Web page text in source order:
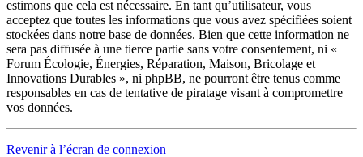
estimons que cela est nécessaire. En tant qu’utilisateur, vous
acceptez que toutes les informations que vous avez spécifiées soient
stockées dans notre base de données. Bien que cette information ne
sera pas diffusée à une tierce partie sans votre consentement, ni «
Forum Écologie, Énergies, Réparation, Maison, Bricolage et
Innovations Durables », ni phpBB, ne pourront être tenus comme
responsables en cas de tentative de piratage visant à compromettre
vos données.
Revenir à l’écran de connexion